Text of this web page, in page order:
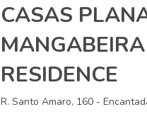
CASAS
RESIDENCE
R. Santo Amaro, 160 -